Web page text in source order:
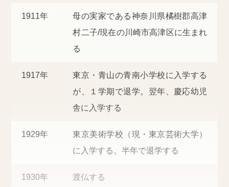
1911年
母の実家である神奈川県橘樹郡高津
村二子/現在の川崎市高津区に生まれ
る
1917年
東京・青山の青南小学校に入学する
が、１学期で退学。翌年、慶応幼児
舎に入学する
1929年
東京美術学校（現・東京芸術大学）
に入学する。半年で退学する
1930年 渡仏する